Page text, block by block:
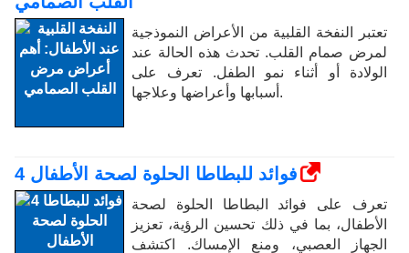
تعتبر النفخة القلبية من الأعراض النموذجية
لمرض صمام القلب. تحدث هذه الحالة عند
الولادة أو أثناء نمو الطفل. تعرف على
أسبابها وأعراضها وعلاجها.
4 فوائد للبطاطا الحلوة لصحة الأطفال
تعرف على فوائد البطاطا الحلوة لصحة
الأطفال، بما في ذلك تحسين الرؤية، تعزيز
الجهاز العصبي، ومنع الإمساك. اكتشف